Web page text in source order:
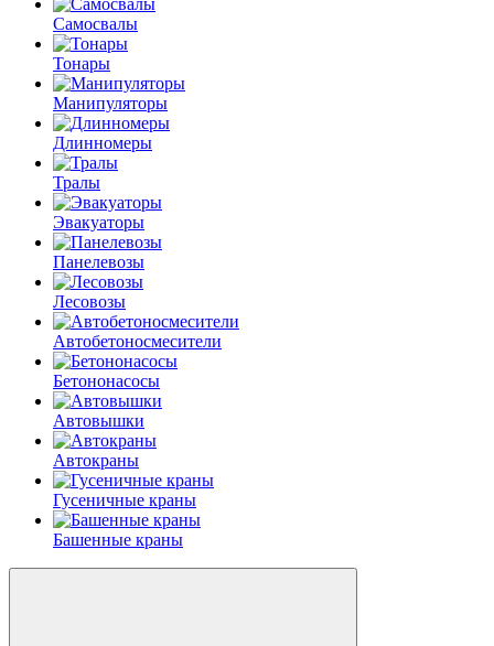
Самосвалы
Тонары
Манипуляторы
Длинномеры
Тралы
Эвакуаторы
Панелевозы
Лесовозы
Автобетоно­смесители
Бетононасосы
Автовышки
Автокраны
Гусеничные краны
Башенные краны